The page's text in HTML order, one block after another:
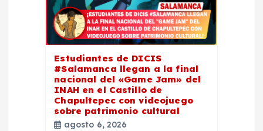
Estudiantes de DICIS
#Salamanca llegan a la final
nacional del «Game Jam» del
INAH en el Castillo de
Chapultepec con videojuego
sobre patrimonio cultural
agosto 6, 2026